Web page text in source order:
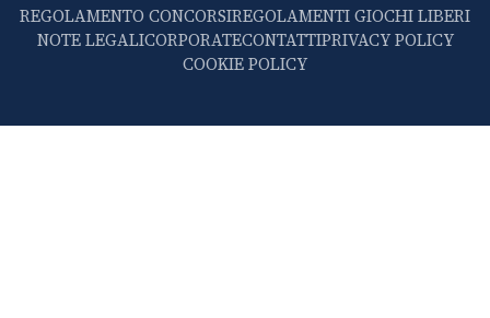
REGOLAMENTO CONCORSIREGOLAMENTI GIOCHI LIBERI
NOTE LEGALICORPORATECONTATTIPRIVACY POLICY
COOKIE POLICY